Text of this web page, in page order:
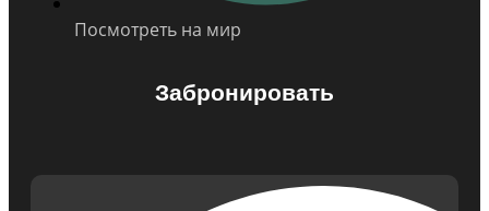
Посмотреть на мир
Забронировать